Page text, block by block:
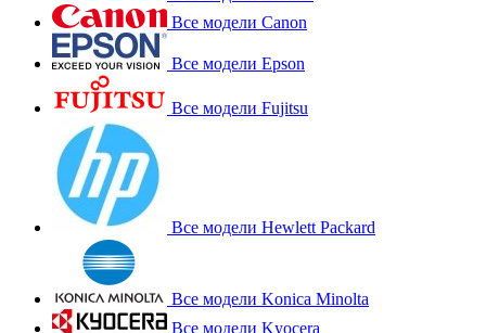
Все модели Canon
Все модели Epson
Все модели Fujitsu
Все модели Hewlett Packard
Все модели Konica Minolta
Все модели Kyocera